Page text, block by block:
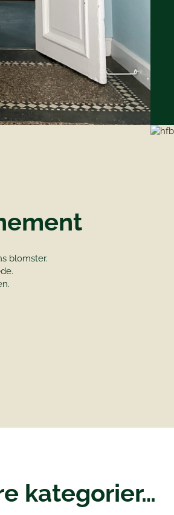
blomster.
kategorier…